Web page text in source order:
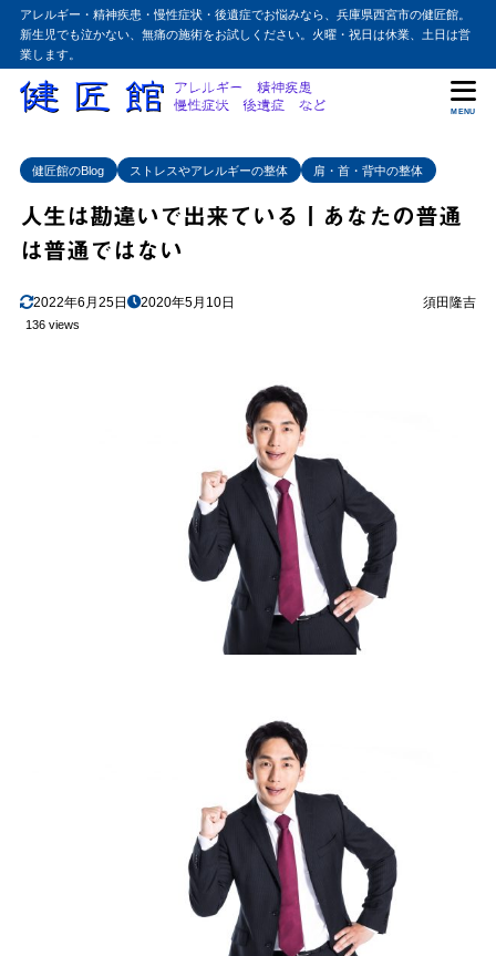
アレルギー・精神疾患・慢性症状・後遺症でお悩みなら、兵庫県西宮市の健匠館。
新生児でも泣かない、無痛の施術をお試しください。火曜・祝日は休業、土日は営
業します。
MENU
健匠館のBlog ストレスやアレルギーの整体 肩・首・背中の整体
人生は勘違いで出来ている丨あなたの普通
は普通ではない
2022年6月25日 2020年5月10日 須田隆吉
136 views